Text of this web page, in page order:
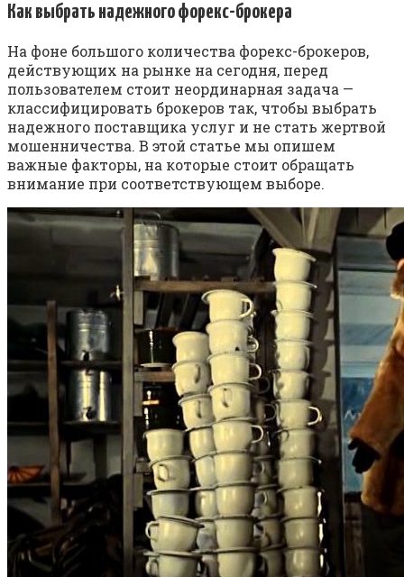
Как выбрать надежного форекс-брокера
На фоне большого количества форекс-брокеров,
действующих на рынке на сегодня, перед
пользователем стоит неординарная задача —
классифицировать брокеров так, чтобы выбрать
надежного поставщика услуг и не стать жертвой
мошенничества. В этой статье мы опишем
важные факторы, на которые стоит обращать
внимание при соответствующем выборе.